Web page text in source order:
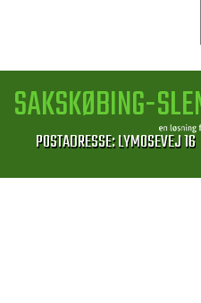
POSTADRESSE: